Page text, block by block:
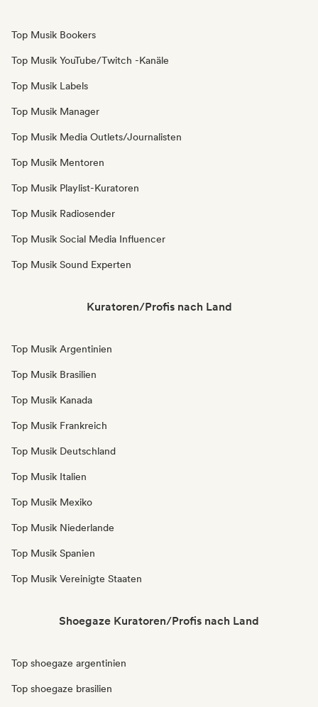
Top Musik Bookers
Top Musik YouTube/Twitch -Kanäle
Top Musik Labels
Top Musik Manager
Top Musik Media Outlets/Journalisten
Top Musik Mentoren
Top Musik Playlist-Kuratoren
Top Musik Radiosender
Top Musik Social Media Influencer
Top Musik Sound Experten
Kuratoren/Profis nach Land
Top Musik Argentinien
Top Musik Brasilien
Top Musik Kanada
Top Musik Frankreich
Top Musik Deutschland
Top Musik Italien
Top Musik Mexiko
Top Musik Niederlande
Top Musik Spanien
Top Musik Vereinigte Staaten
Shoegaze Kuratoren/Profis nach Land
Top shoegaze argentinien
Top shoegaze brasilien